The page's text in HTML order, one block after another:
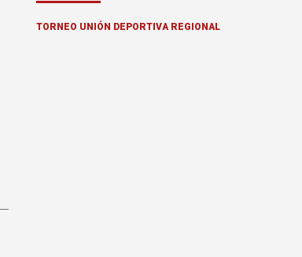
TORNEO UNIÓN DEPORTIVA REGIONAL